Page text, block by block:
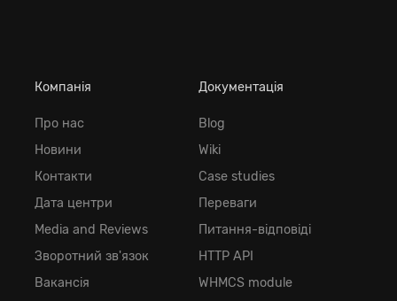
Компанія
Про нас
Новини
Контакти
Дата центри
Media and Reviews
Зворотний зв'язок
Вакансія
Документація
Blog
Wiki
Case studies
Переваги
Питання-відповіді
HTTP API
WHMCS module